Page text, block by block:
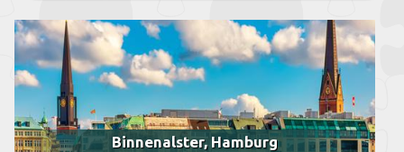
Binnenalster, Hamburg